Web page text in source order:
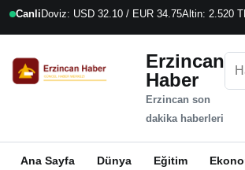
Canli Doviz: USD 32.10 / EUR 34.75Altin: 2.520
Erzincan
Haber
Erzincan son
dakika haberleri
Ana Sayfa Dünya Eğitim